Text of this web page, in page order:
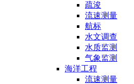
疏浚
流速测量
航标
水文调查
水质监测
气象监测
海洋工程
流速测量